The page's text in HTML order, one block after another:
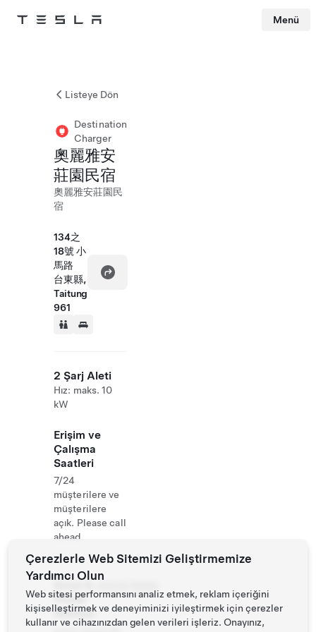
Tesla Menü
Listeye Dön
Destination
Charger
奧麗雅安
莊園民宿
奧麗雅安莊園民
宿
134之
18號 小
馬路
台東縣,
Taitung
961
2 Şarj Aleti
Hız: maks. 10
kW
Erişim ve
Çalışma
Saatleri
7/24
müşterilere ve
müşterilere
açık. Please call
ahead.
Phone
Number
Çerezlerle Web Sitemizi Geliştirmemize
Yardımcı Olun
Web sitesi performansını analiz etmek, reklam içeriğini
kişiselleştirmek ve deneyiminizi iyileştirmek için çerezler
kullanır ve cihazınızdan gelen verileri işleriz. Onayınız,